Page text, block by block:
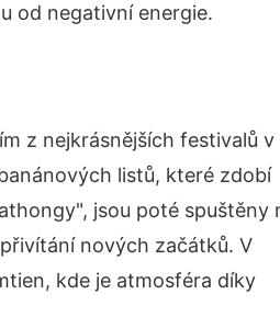
od negativní energie.
z nejkrásnějších festivalů v
listů, které zdobí
jsou poté spuštěny
nových začátků. V
kde je atmosféra díky